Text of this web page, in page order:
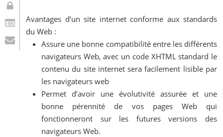
Avantages d’un site internet conforme aux standards
du Web :
Assure une bonne compatibilité entre les différents
navigateurs Web, avec un code XHTML standard le
contenu du site internet sera facilement lisible par
les navigateurs web
Permet d’avoir une évolutivité assurée et une
bonne pérennité de vos pages Web qui
fonctionneront sur les futures versions des
navigateurs Web.